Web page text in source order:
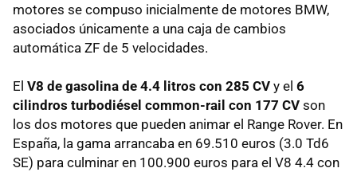
motores se compuso inicialmente de motores BMW,
asociados únicamente a una caja de cambios
automática ZF de 5 velocidades.
El V8 de gasolina de 4.4 litros con 285 CV y el 6
cilindros turbodiésel common-rail con 177 CV son
los dos motores que pueden animar el Range Rover. En
España, la gama arrancaba en 69.510 euros (3.0 Td6
SE) para culminar en 100.900 euros para el V8 4.4 con